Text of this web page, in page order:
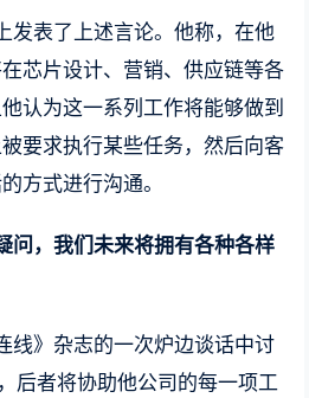
发表了上述言论。他称，在他
芯片设计、营销、供应链等各
认为这一系列工作将能够做到
要求执行某些任务，然后向客
方式进行沟通。
问，我们未来将拥有各种各样
线》杂志的一次炉边谈话中讨
后者将协助他公司的每一项工